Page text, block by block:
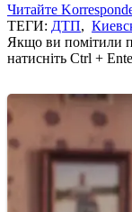
Читайте
ТЕГИ: ДТП,
Якщо ви помітили
натисніть Ctrl +